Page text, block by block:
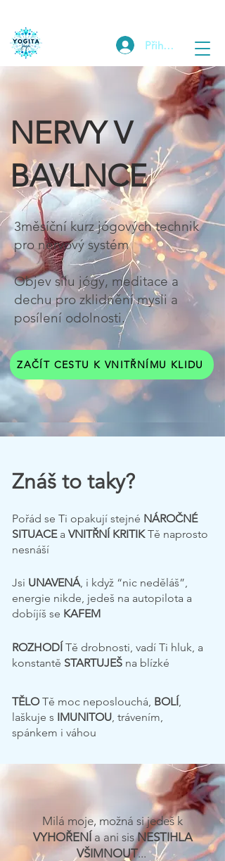
Přihlásit
NERVY V
BAVLNCE
3měsíční kurz jógových technik
pro nervový systém
Objev sílu jógy, meditace a
dechu pro zklidnění mysli a
posílení odolnosti.
ZAČÍT CESTU K VNITŘNÍMU KLIDU
Znáš to taky?
Pořád se Ti opakují stejné NÁROČNÉ
SITUACEa VNITŘNÍ KRITIKTě naprosto
nesnáší
Jsi UNAVENÁ, i když “nic neděláš”,
energie nikde, jedeš na autopilota a
dobíjíš se KAFEM
​ROZHODÍ Tě drobnosti, vadí Ti hluk, a
konstantě STARTUJEŠ na blízké
​TĚLOTě moc neposlouchá, BOLÍ,
laškuje s IMUNITOU, trávením,
spánkem i váhou
Milá moje, možná si jedeš k
VYHOŘENÍa ani sisNESTIHLA
VŠIMNOUT...